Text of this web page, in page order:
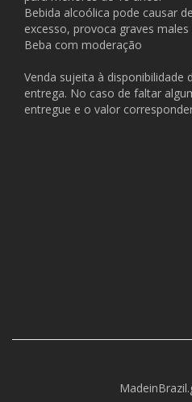
Bebida alcoólica pode causar
excesso, provoca graves males
Beba com moderação
Venda sujeita à disponibilidade
entrega. No caso de faltar
entregue e o valor